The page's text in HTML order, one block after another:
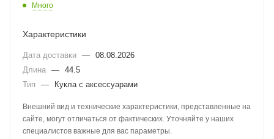
Много
Характеристики
Дата доставки — 08.08.2026
Длина — 44.5
Тип
— Кукла с аксессуарами
Внешний вид и технические характеристики, представленные на
сайте, могут отличаться от фактических. Уточняйте у наших
специалистов важные для вас параметры.